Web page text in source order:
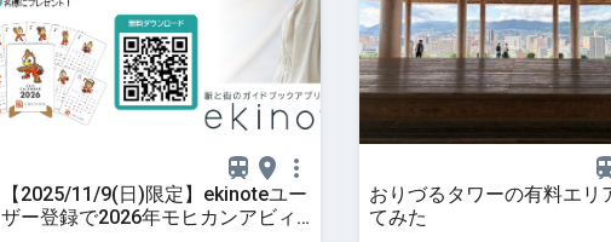
【2025/11/9(日)限定】ekinoteユー
ザー登録で2026年モヒカンアビィ
おりづるタワーの有料エリ
てみた